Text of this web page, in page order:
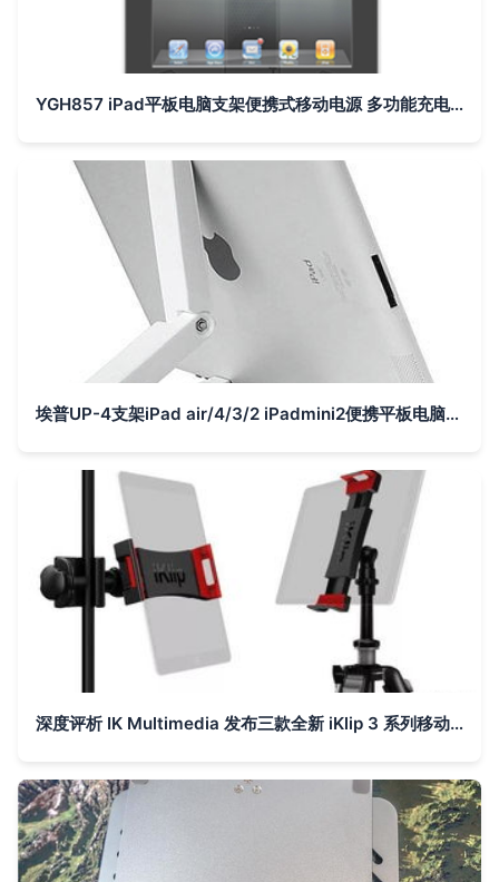
YGH857 iPad平板电脑支架便携式移动电源 多功能充电与支撑的完美融合
埃普UP-4支架iPad air/4/3/2 iPadmini2便携平板电脑懒人支架底座-tmall.com天猫
深度评析 IK Multimedia 发布三款全新 iKlip 3 系列移动设备支架，精准适配平板与手机